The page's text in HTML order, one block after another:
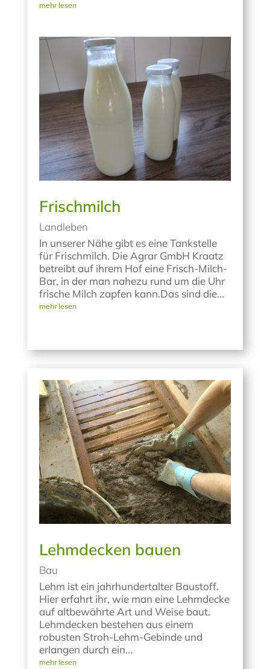
mehr lesen
Frischmilch
Landleben
In unserer Nähe gibt es eine Tankstelle
für Frischmilch. Die Agrar GmbH Kraatz
betreibt auf ihrem Hof eine Frisch-Milch-
Bar, in der man nahezu rund um die Uhr
frische Milch zapfen kann.Das sind die...
mehr lesen
Lehmdecken bauen
Bau
Lehm ist ein jahrhundertalter Baustoff.
Hier erfahrt ihr, wie man eine Lehmdecke
auf altbewährte Art und Weise baut.
Lehmdecken bestehen aus einem
robusten Stroh-Lehm-Gebinde und
erlangen durch ein...
mehr lesen